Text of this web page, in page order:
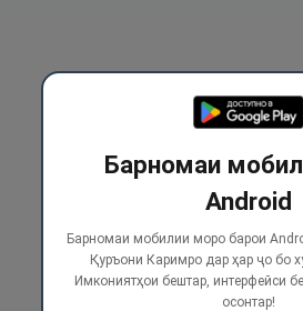
Барномаи
Android
Барномаи мобилии моро барои
Қуръони Каримро дар ҳар ҷо бо
Имкониятҳои бештар, интерфейси
осонтар!